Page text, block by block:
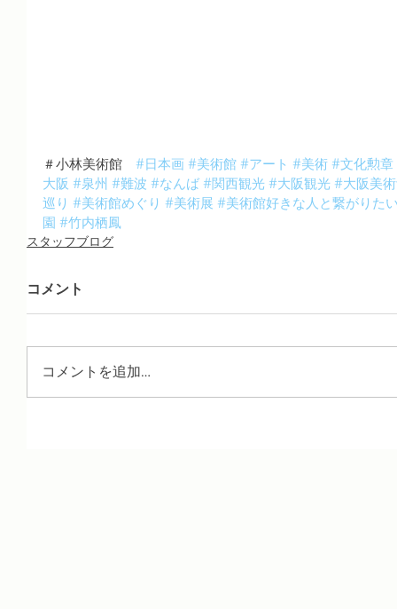
＃小林美術館 #日本画 #美術館 #アート #美術 #文化勲章
大阪 #泉州 #難波 #なんば #関西観光 #大阪観光 #大阪美
巡り #美術館めぐり #美術展 #美術館好きな人と繋がりた
園 #竹内栖鳳
スタッフブログ
コメント
コメントを追加…